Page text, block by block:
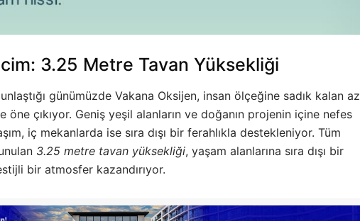
3.25 Metre Tavan Yüksekliği
günümüzde Vakana Oksijen, insan ölçeğine sadık kalan az
çıkıyor. Geniş yeşil alanların ve doğanın projenin içine nefes
iç mekanlarda ise sıra dışı bir ferahlıkla destekleniyor. Tüm
3.25 metre tavan yüksekliği, yaşam alanlarına sıra dışı bir
bir atmosfer kazandırıyor.